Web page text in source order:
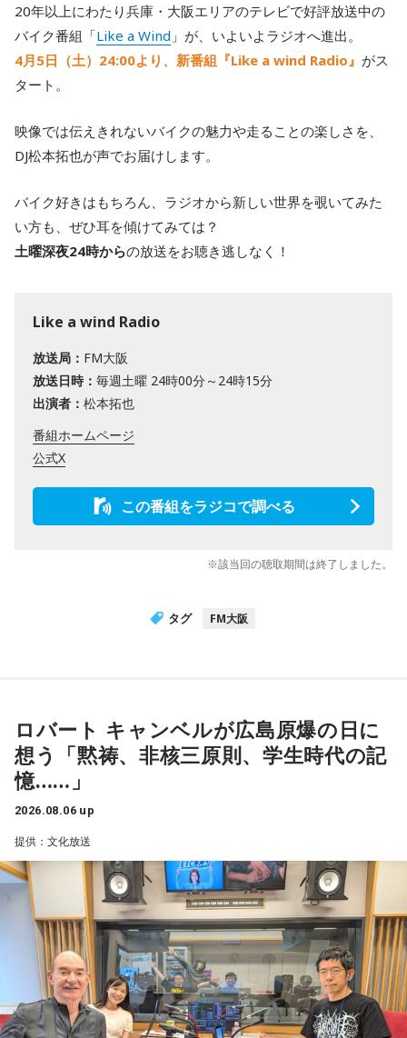
20年以上にわたり兵庫・大阪エリアのテレビで好評放送中の
バイク番組「Like a Wind 」が、いよいよラジオへ進出。
4月5日（土）24:00より、新番組『Like a wind Radio』 がス
タート。
映像では伝えきれないバイクの魅力や走ることの楽しさを、
DJ松本拓也が声でお届けします。
バイク好きはもちろん、ラジオから新しい世界を覗いてみた
い方も、ぜひ耳を傾けてみては？
土曜深夜24時からの放送をお聴き逃しなく！
Like a wind Radio
放送局： FM大阪
放送日時： 毎週土曜 24時00分～24時15分
出演者： 松本拓也
番組ホームページ
公式X
この番組をラジコで調べる
※該当回の聴取期間は終了しました。
タグ FM大阪
ロバート キャンベルが広島原爆の日に
想う「黙祷、非核三原則、学生時代の記
憶……」
2026.08.06 up
提供：文化放送